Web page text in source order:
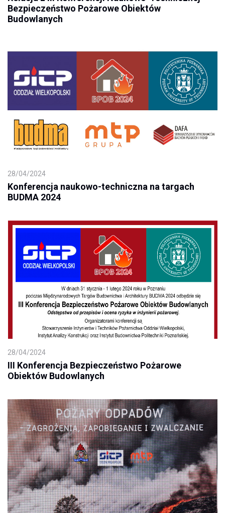
Bezpieczeństwo Pożarowe Obiektów
Budowlanych
28/04/2024
Konferencja naukowo-techniczna na targach
BUDMA 2024
28/04/2024
III Konferencja Bezpieczeństwo Pożarowe
Obiektów Budowlanych